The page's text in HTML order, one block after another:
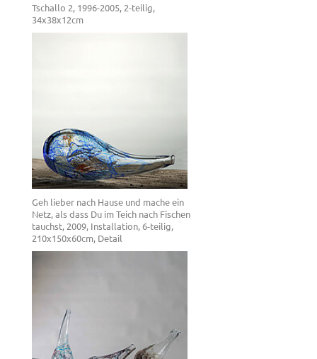
Tschallo 2, 1996-2005, 2-teilig,
34x38x12cm
Geh lieber nach Hause und mache ein
Netz, als dass Du im Teich nach Fischen
tauchst, 2009, Installation, 6-teilig,
210x150x60cm, Detail